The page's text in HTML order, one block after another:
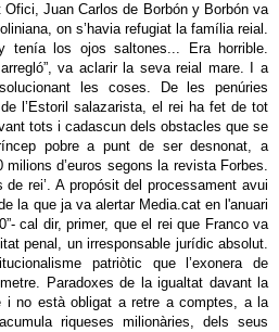
Juan Carlos de Borbón y Borbón va
on s’havia refugiat la família reial.
tenía los ojos saltones... Era horrible.
va aclarir la seva reial mare. I a
les coses. De les penúries
l’Estoril salazarista, el rei ha fet de tot
tots i cadascun dels obstacles que se
pobre a punt de ser desnonat, a
milions d’euros segons la revista Forbes.
rei’. A propósit del processament avui
la que ja va alertar Media.cat en l'anuari
cal dir, primer, que el rei que Franco va
penal, un irresponsable jurídic absolut.
patriòtic que l’exonera de
Paradoxes de la igualtat davant la
i no està obligat a retre a comptes, a la
riqueses milionàries, dels seus